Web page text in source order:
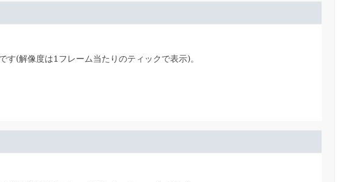
(解像度は1フレーム当たりのティックで表示)。